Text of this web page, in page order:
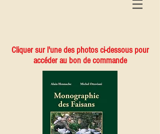
Cliquer sur l'une des photos ci-dessous pour
accéder au bon de commande